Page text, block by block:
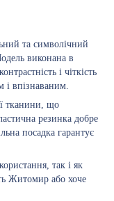
та символічний
виконана в
і чіткість
і впізнаваним.
тканини, що
резинка добре
посадка гарантує
так і як
Житомир або хоче